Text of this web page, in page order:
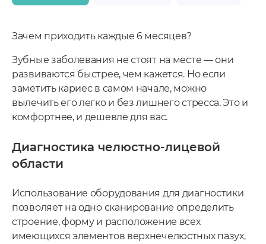
Зачем приходить каждые 6 месяцев?
Зубные заболевания не стоят на месте — они
развиваются быстрее, чем кажется. Но если
заметить кариес в самом начале, можно
вылечить его легко и без лишнего стресса. Это и
комфортнее, и дешевле для вас.
Диагностика челюстно-лицевой
области
Использование оборудования для диагностики
позволяет на одно сканирование определить
строение, форму и расположение всех
имеющихся элементов верхнечелюстных пазух,